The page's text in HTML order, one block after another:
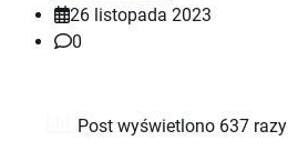
26 listopada 2023
0
Post wyświetlono 637 razy